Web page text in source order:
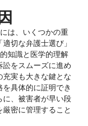
は、いくつかの重
切な弁護士選び」
知識と医学的理解
訟をスムーズに進め
充実も大きな鍵とな
具体的に証明でき
に、被害者が早い段
密に管理すること